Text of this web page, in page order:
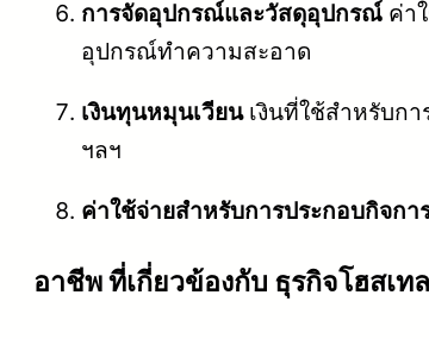
การจัดอุปกรณ์และวัสดุอุปกรณ์ ค่า
อุปกรณ์ทำความสะอาด
เงินทุนหมุนเวียนเงินที่ใช้สำหรับกา
ฯลฯ
ค่าใช้จ่ายสำหรับการประกอบกิจกา
อาชีพ ที่เกี่ยวข้องกับ ธุรกิจโฮสเทล